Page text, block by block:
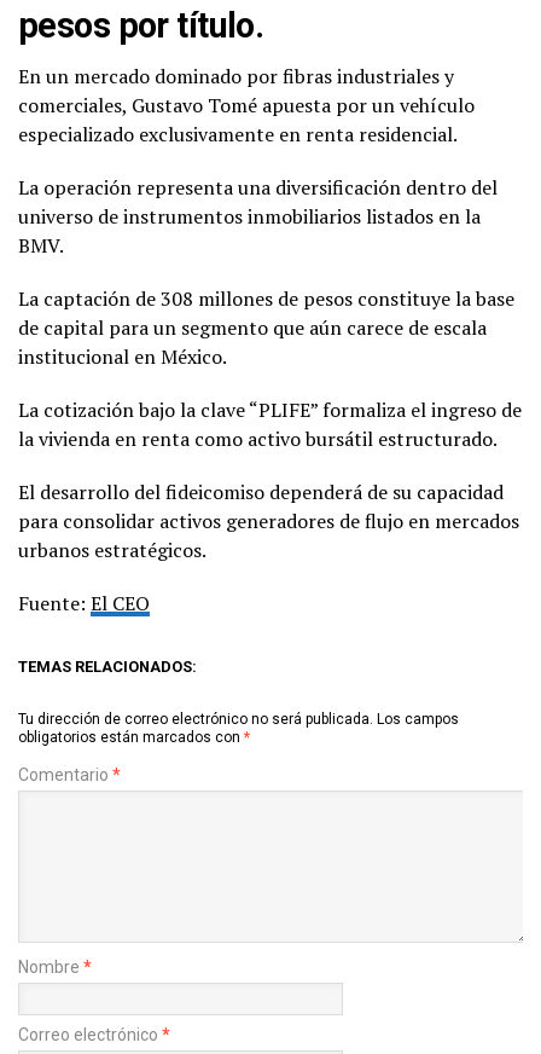
pesos por título.
En un mercado dominado por fibras industriales y
comerciales, Gustavo Tomé apuesta por un vehículo
especializado exclusivamente en renta residencial.
La operación representa una diversificación dentro del
universo de instrumentos inmobiliarios listados en la
BMV.
La captación de 308 millones de pesos constituye la base
de capital para un segmento que aún carece de escala
institucional en México.
La cotización bajo la clave “PLIFE” formaliza el ingreso de
la vivienda en renta como activo bursátil estructurado.
El desarrollo del fideicomiso dependerá de su capacidad
para consolidar activos generadores de flujo en mercados
urbanos estratégicos.
Fuente: El CEO
TEMAS RELACIONADOS:
Tu dirección de correo electrónico no será publicada. Los campos
obligatorios están marcados con *
Comentario *
Nombre *
Correo electrónico *